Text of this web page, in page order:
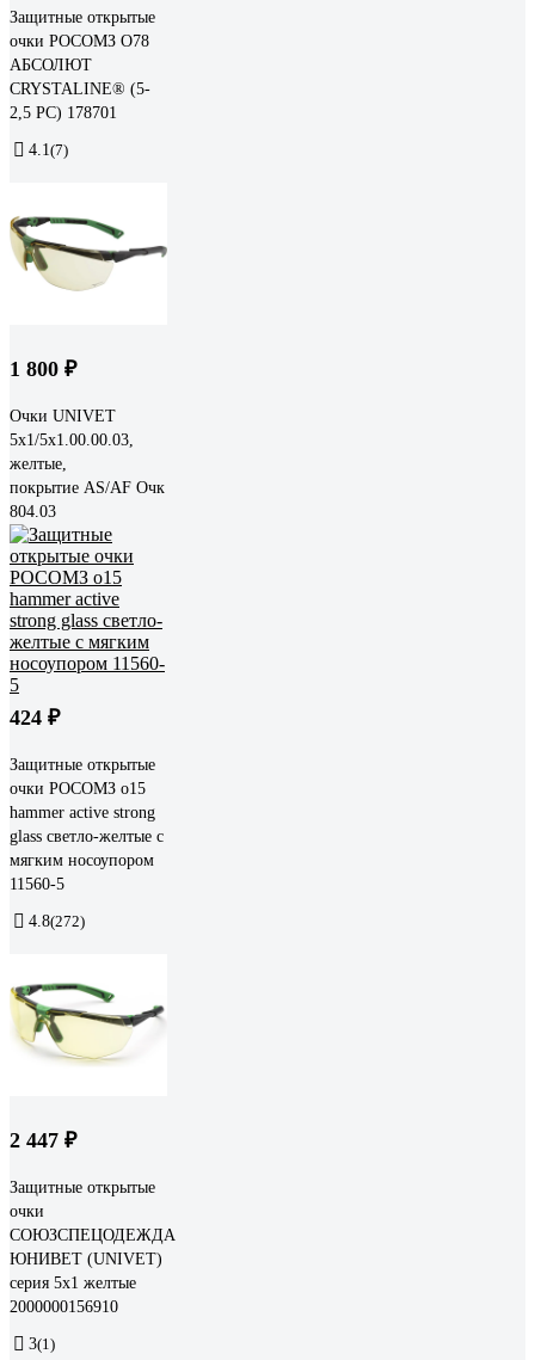
Защитные открытые
очки РОСОМЗ О78
АБСОЛЮТ
CRYSTALINE® (5-
2,5 РС) 178701
4.1 (7)
1 800 ₽
Очки UNIVET
5x1/5x1.00.00.03,
желтые,
покрытие AS/AF Очк
804.03
424 ₽
Защитные открытые
очки РОСОМЗ о15
hammer active strong
glass светло-желтые с
мягким носоупором
11560-5
4.8(272)
2 447 ₽
Защитные открытые
очки
СОЮЗСПЕЦОДЕЖДА
ЮНИВЕТ (UNIVET)
серия 5x1 желтые
2000000156910
3(1)